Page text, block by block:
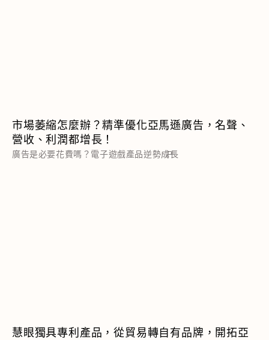
市場萎縮怎麼辦？精準優化亞馬遜廣告，名聲、
營收、利潤都增長！
廣告是必要花費嗎？電子遊戲產品逆勢成長
P
慧眼獨具專利產品，從貿易轉自有品牌，開拓亞